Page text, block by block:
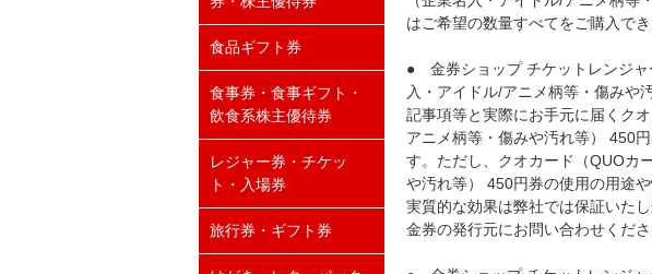
はご希望の数量すべてをご購入で
● 金券ショップ チケットレンジャ
入・アイドル/アニメ柄等・傷みや
記事項等と実際にお手元に届くク
アニメ柄等・傷みや汚れ等） 450
す。ただし、クオカード（QUOカ
や汚れ等） 450円券の使用の用途
実質的な効果は弊社では保証いた
金券の発行元にお問い合わせくださ
食品ギフト券
食事券・食事ギフト・
飲食系株主優待券
レジャー券・チケッ
ト・入場券
旅行券・ギフト券